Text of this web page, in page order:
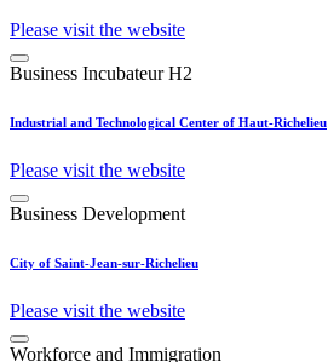
Please visit the website
Business Incubateur H2
Industrial and Technological Center of Haut-Richelieu
Please visit the website
Business Development
City of Saint-Jean-sur-Richelieu
Please visit the website
Workforce and Immigration